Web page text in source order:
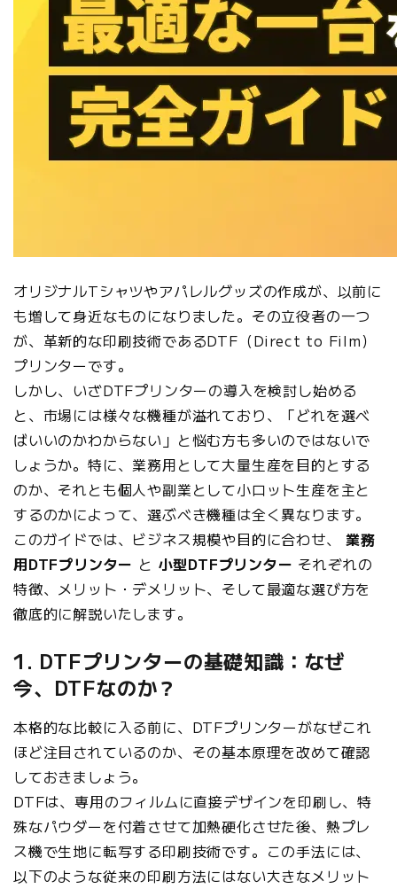
オリジナルTシャツやアパレルグッズの作成が、以前に
も増して身近なものになりました。その立役者の一つ
が、革新的な印刷技術であるDTF（Direct to Film）
プリンターです。
しかし、いざDTFプリンターの導入を検討し始める
と、市場には様々な機種が溢れており、「どれを選べ
ばいいのかわからない」と悩む方も多いのではないで
しょうか。特に、業務用として大量生産を目的とする
のか、それとも個人や副業として小ロット生産を主と
するのかによって、選ぶべき機種は全く異なります。
このガイドでは、ビジネス規模や目的に合わせ、業務
用DTFプリンター と 小型DTFプリンター それぞれの
特徴、メリット・デメリット、そして最適な選び方を
徹底的に解説いたします。
1. DTFプリンターの基礎知識：なぜ
今、DTFなのか？
本格的な比較に入る前に、DTFプリンターがなぜこれ
ほど注目されているのか、その基本原理を改めて確認
しておきましょう。
DTFは、専用のフィルムに直接デザインを印刷し、特
殊なパウダーを付着させて加熱硬化させた後、熱プレ
ス機で生地に転写する印刷技術です。この手法には、
以下のような従来の印刷方法にはない大きなメリット